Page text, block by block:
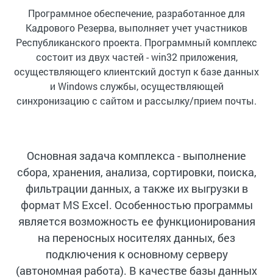
Программное обеспечение, разработанное для
Кадрового Резерва, выполняет учет участников
Республиканского проекта. Программный комплекс
состоит из двух частей - win32 приложения,
осуществляющего клиентский доступ к базе данных
и Windows службы, осуществляющей
синхронизацию с сайтом и рассылку/прием почты.
Основная задача комплекса - выполнение
сбора, хранения, анализа, сортировки, поиска,
фильтрации данных, а также их выгрузки в
формат MS Excel. Особенностью программы
является возможность ее функционирования
на переносных носителях данных, без
подключения к основному серверу
(автономная работа). В качестве базы данных